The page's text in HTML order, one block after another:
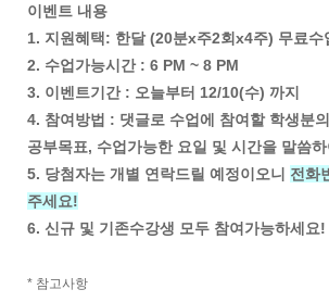
이벤트 내용
1. 지원혜택: 한달 (20분x주2회x4주) 무료수
2. 수업가능시간 : 6 PM ~ 8 PM
3. 이벤트기간 : 오늘부터 12/10(수) 까지
4. 참여방법 : 댓글로 수업에 참여할 학생분
공부목표, 수업가능한 요일 및 시간을 말씀
5. 당첨자는 개별 연락드릴 예정이오니 전화
주세요!
6. 신규 및 기존수강생 모두 참여가능하세요!
* 참고사항